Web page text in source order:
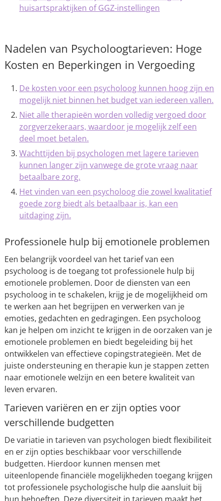
huisartspraktijken of GGZ-instellingen
Nadelen van Psycholoogtarieven: Hoge
Kosten en Beperkingen in Vergoeding
De kosten voor een psycholoog kunnen hoog zijn en
mogelijk niet binnen het budget van iedereen vallen.
Niet alle therapieën worden volledig vergoed door
zorgverzekeraars, waardoor je mogelijk zelf een
deel moet betalen.
Wachttijden bij psychologen met lagere tarieven
kunnen langer zijn vanwege de grote vraag naar
betaalbare zorg.
Het vinden van een psycholoog die zowel kwalitatief
goede zorg biedt als betaalbaar is, kan een
uitdaging zijn.
Professionele hulp bij emotionele problemen
Een belangrijk voordeel van het tarief van een
psycholoog is de toegang tot professionele hulp bij
emotionele problemen. Door de diensten van een
psycholoog in te schakelen, krijg je de mogelijkheid om
te werken aan het begrijpen en verwerken van je
emoties, gedachten en gedragingen. Een psycholoog
kan je helpen om inzicht te krijgen in de oorzaken van je
emotionele problemen en biedt begeleiding bij het
ontwikkelen van effectieve copingstrategieën. Met de
juiste ondersteuning en therapie kun je stappen zetten
naar emotionele welzijn en een betere kwaliteit van
leven ervaren.
Tarieven variëren en er zijn opties voor
verschillende budgetten
De variatie in tarieven van psychologen biedt flexibiliteit
en er zijn opties beschikbaar voor verschillende
budgetten. Hierdoor kunnen mensen met
uiteenlopende financiële mogelijkheden toegang krijgen
tot professionele psychologische hulp die aansluit bij